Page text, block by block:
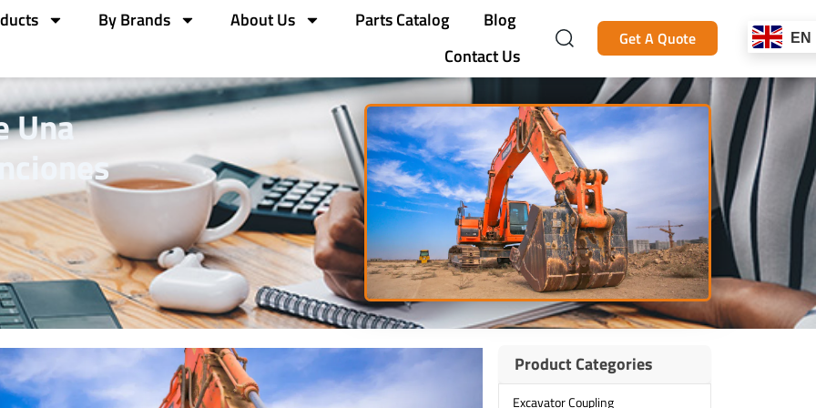
By Brands About Us Parts Catalog
Blog
Contact Us
Get A Quote EN
Una
Product Categories
Excavator Coupling